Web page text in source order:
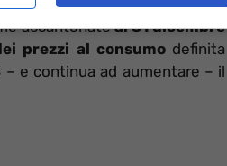
accantonateal 31 dicembre
prezzi al consumodefinita
– e continua ad aumentare – il